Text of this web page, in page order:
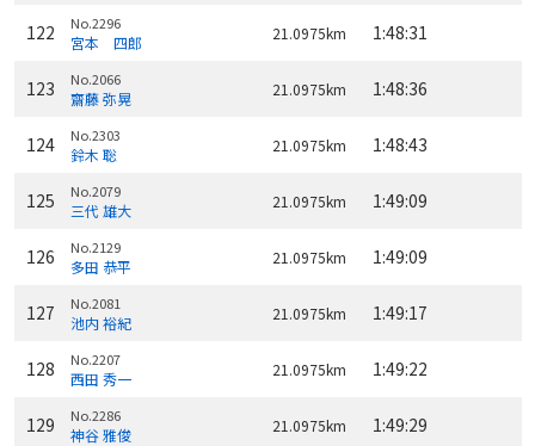
122 No.2296
宮本 四郎 21.0975km 1:48:31
123 No.2066
齋藤 弥晃 21.0975km 1:48:36
124 No.2303
鈴木 聡 21.0975km 1:48:43
125 No.2079
三代 雄大 21.0975km 1:49:09
126 No.2129
多田 恭平 21.0975km 1:49:09
127 No.2081
池内 裕紀 21.0975km 1:49:17
128 No.2207
西田 秀一 21.0975km 1:49:22
129 No.2286
神谷 雅俊 21.0975km 1:49:29